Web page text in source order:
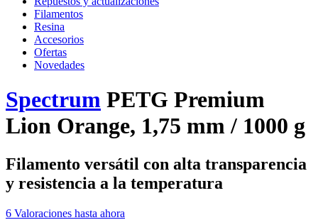
Filamentos
Resina
Accesorios
Ofertas
Novedades
Spectrum PETG Premium
Lion Orange, 1,75 mm / 1000 g
Filamento versátil con alta transparencia
y resistencia a la temperatura
6 Valoraciones hasta ahora